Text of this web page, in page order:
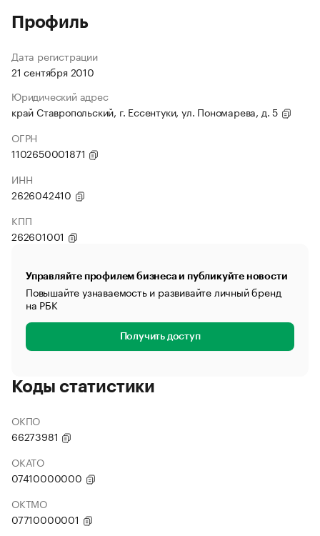
Профиль
Дата регистрации
21 сентября 2010
Юридический адрес
край Ставропольский, г. Ессентуки, ул. Пономарева, д. 5
ОГРН
1102650001871
ИНН
2626042410
КПП
262601001
Управляйте профилем бизнеса и публикуйте новости
Повышайте узнаваемость и развивайте личный бренд
на РБК
Получить доступ
Коды статистики
ОКПО
66273981
ОКАТО
07410000000
ОКТМО
07710000001